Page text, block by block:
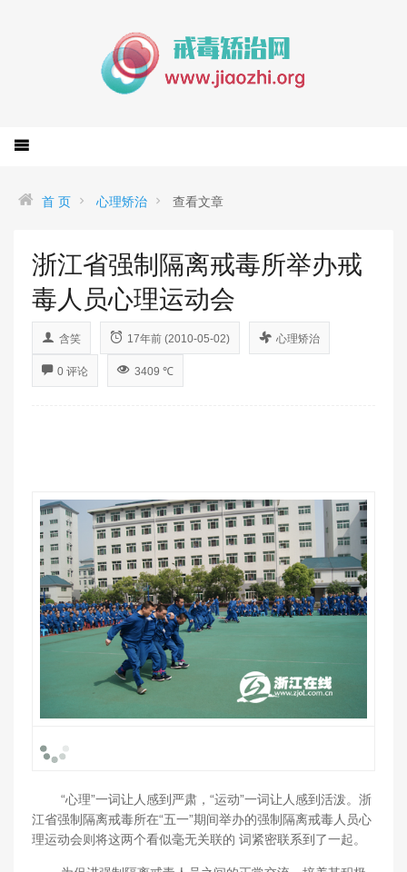
首 页 心理矫治 查看文章
浙江省强制隔离戒毒所举办戒
毒人员心理运动会
含笑 17年前 (2010-05-02) 心理矫治
0 评论 3409 ℃
“心理”一词让人感到严肃，“运动”一词让人感到活泼。浙
江省强制隔离戒毒所在“五一”期间举办的强制隔离戒毒人员心
理运动会则将这两个看似毫无关联的 词紧密联系到了一起。